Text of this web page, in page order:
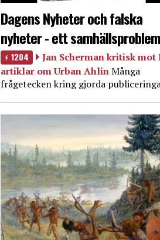
Dagens Nyheter och falska
nyheter - ett samhällsproblem
1204
Jan Scherman kritisk mot
artiklar om Urban AhlinMånga
frågetecken kring gjorda